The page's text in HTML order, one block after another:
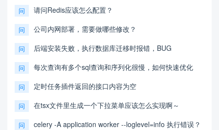
问 请问Redis应该怎么配置？
问 公司内网部署，需要做哪些修改？
问 后端安装失败，执行数据库迁移时报错，BUG
问 每次查询有多个sql查询和序列化很慢，如何快速优化
问 定时任务插件返回的接口内容为空
问 在tsx文件里生成一个下拉菜单应该怎么实现啊～
问 celery -A application worker --loglevel=info 执行错误？